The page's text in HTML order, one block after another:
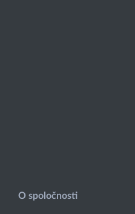
O spoločnosti